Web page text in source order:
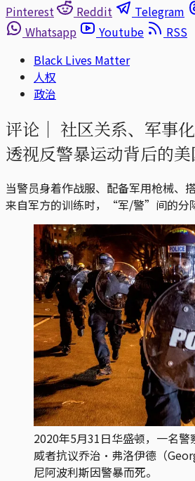
Pinterest
Reddit Telegram
Whatsapp
Youtube
RSS
Black Lives Matter
人权
政治
评论｜ 社区关系、军事
透视反警暴运动背后的
当警员身着作战服、配备军用枪械、
来自军方的训练时，“军/警”间的分
2020年5月31日华盛顿，一名警
威者抗议乔治·弗洛伊德（
尼阿波利斯因警暴而死。